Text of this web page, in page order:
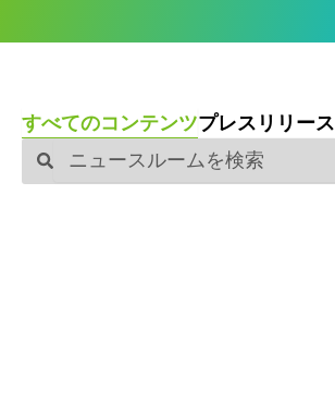
プレスリリース
すべてのコンテンツ
索